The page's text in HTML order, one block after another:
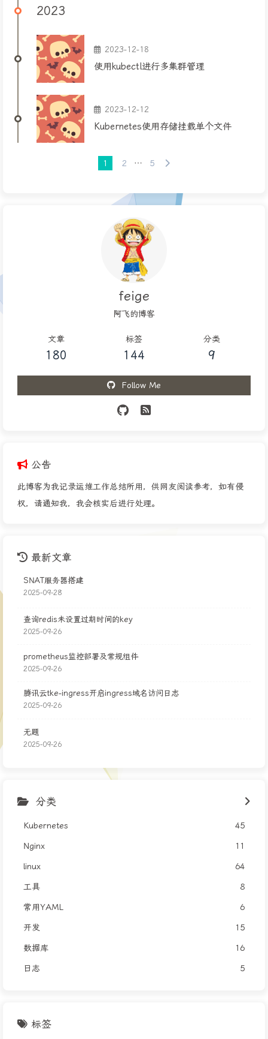
2023
2023-12-18
使用kubectl进行多集群管理
2023-12-12
Kubernetes使用存储挂载单个文件
1 2 … 5
feige
阿飞的博客
文章
180
标签
144
分类
9
Follow Me
公告
此博客为我记录运维工作总结所用，供网友阅读参考，如有侵
权，请通知我，我会核实后进行处理。
最新文章
SNAT服务器搭建
2025-09-28
查询redis未设置过期时间的key
2025-09-26
prometheus监控部署及常规组件
2025-09-26
腾讯云tke-ingress开启ingress域名访问日志
2025-09-26
无题
2025-09-26
分类
Kubernetes 45
Nginx 11
linux 64
工具 8
常用YAML 6
开发 15
数据库 16
日志 5
标签